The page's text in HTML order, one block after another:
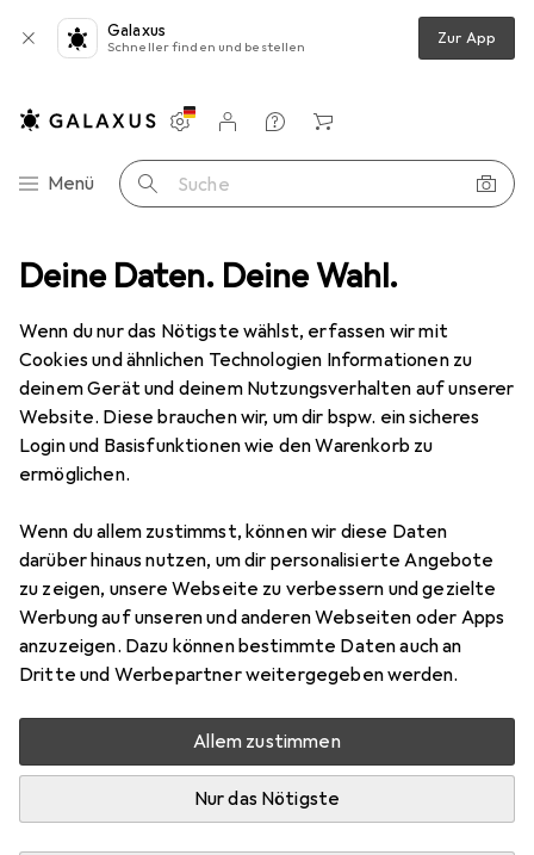
Deine Daten. Deine Wahl.
Wenn du nur das Nötigste wählst, erfassen wir mit
Cookies und ähnlichen Technologien Informationen zu
deinem Gerät und deinem Nutzungsverhalten auf unserer
Website. Diese brauchen wir, um dir bspw. ein sicheres
Login und Basisfunktionen wie den Warenkorb zu
ermöglichen.
Wenn du allem zustimmst, können wir diese Daten
darüber hinaus nutzen, um dir personalisierte Angebote
zu zeigen, unsere Webseite zu verbessern und gezielte
Werbung auf unseren und anderen Webseiten oder Apps
anzuzeigen. Dazu können bestimmte Daten auch an
Dritte und Werbepartner weitergegeben werden.
Allem zustimmen
Nur das Nötigste
Galaxus
Schneller finden und bestellen Zur App
Navigation nach Kategorien
Menü Suche
Einstellungen
Kundenkonto
Vergleichslisten
Merklisten
Warenkorb
Geräte Schutzfolie Dipos Displayschutzfolie Antireflex
5 Bilder
DiposDisplayschutzfolie Antireflex
EUR
3,89
107
Bewertungen
Mehr als 10 Stück an Lager beim Drittanbieter
Lieferort angeben für genaue Lieferzeit